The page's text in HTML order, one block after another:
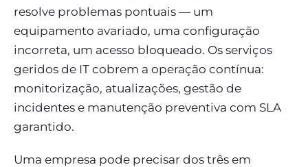
resolve problemas pontuais — um
equipamento avariado, uma configuração
incorreta, um acesso bloqueado. Os serviços
geridos de IT cobrem a operação contínua:
monitorização, atualizações, gestão de
incidentes e manutenção preventiva com SLA
garantido.
Uma empresa pode precisar dos três em